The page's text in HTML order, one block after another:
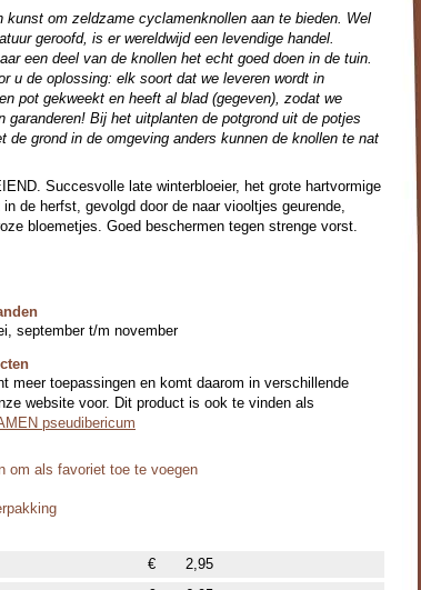
kunst om zeldzame cyclamenknollen aan te bieden. Wel
geroofd, is er wereldwijd een levendige handel.
een deel van de knollen het echt goed doen in de tuin.
u de oplossing: elk soort dat we leveren wordt in
pot gekweekt en heeft al blad (gegeven), zodat we
garanderen! Bij het uitplanten de potgrond uit de potjes
de grond in de omgeving anders kunnen de knollen te nat
Succesvolle late winterbloeier, het grote hartvormige
de herfst, gevolgd door de naar viooltjes geurende,
bloemetjes. Goed beschermen tegen strenge vorst.
september t/m november
meer toepassingen en komt daarom in verschillende
website voor. Dit product is ook te vinden als
pseudibericum
om als favoriet toe te voegen
€
2,95